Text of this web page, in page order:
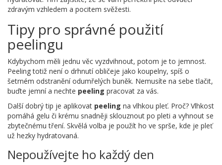
zdravým vzhledem a pocitem svěžesti.
Tipy pro správné použití
peelingu
Kdybychom měli jednu věc vyzdvihnout, potom je to jemnost.
Peeling totiž není o drhnutí obličeje jako koupelny, spíš o
šetrném odstranění odumřelých buněk. Nemusíte na sebe tlačit,
buďte jemní a nechte peeling pracovat za vás.
Další dobrý tip je aplikovat peeling na vlhkou pleť. Proč? Vlhkost
pomáhá gelu či krému snadněji sklouznout po pleti a vyhnout se
zbytečnému tření. Skvělá volba je použít ho ve sprše, kde je pleť
už hezky hydratovaná.
Nepoužívejte ho každý den